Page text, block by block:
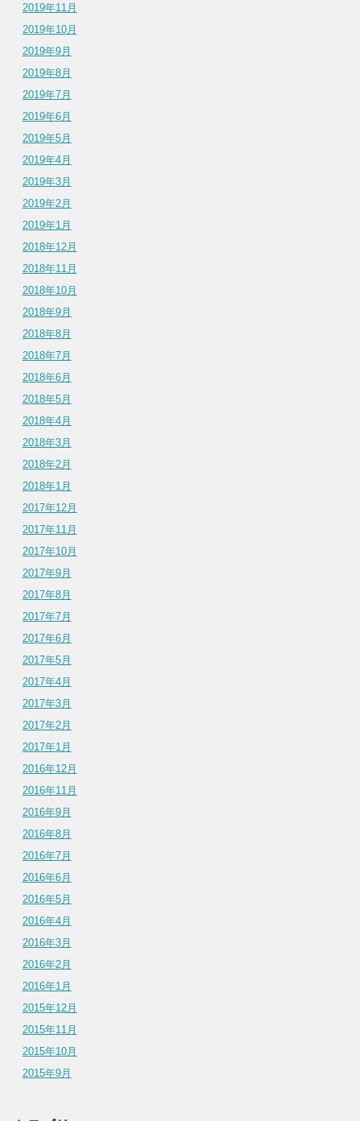
2019年11月
2019年10月
2019年9月
2019年8月
2019年7月
2019年6月
2019年5月
2019年4月
2019年3月
2019年2月
2019年1月
2018年12月
2018年11月
2018年10月
2018年9月
2018年8月
2018年7月
2018年6月
2018年5月
2018年4月
2018年3月
2018年2月
2018年1月
2017年12月
2017年11月
2017年10月
2017年9月
2017年8月
2017年7月
2017年6月
2017年5月
2017年4月
2017年3月
2017年2月
2017年1月
2016年12月
2016年11月
2016年9月
2016年8月
2016年7月
2016年6月
2016年5月
2016年4月
2016年3月
2016年2月
2016年1月
2015年12月
2015年11月
2015年10月
2015年9月